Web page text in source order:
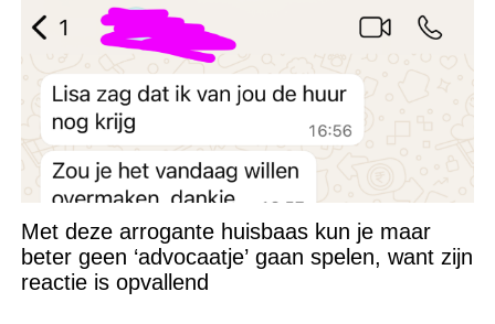
Met deze arrogante huisbaas kun je maar
beter geen ‘advocaatje’ gaan spelen, want zijn
reactie is opvallend